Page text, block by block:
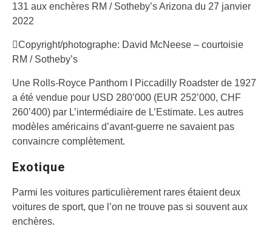
131 aux enchères RM / Sotheby’s Arizona du 27 janvier
2022
Copyright/photographe: David McNeese – courtoisie
RM / Sotheby’s
Une Rolls-Royce Panthom I Piccadilly Roadster de 1927
a été vendue pour USD 280’000 (EUR 252’000, CHF
260’400) par L’intermédiaire de L’Estimate. Les autres
modèles américains d’avant-guerre ne savaient pas
convaincre complètement.
Exotique
Parmi les voitures particulièrement rares étaient deux
voitures de sport, que l’on ne trouve pas si souvent aux
enchères.